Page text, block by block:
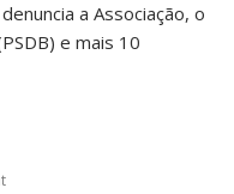
a Associação, o
e mais 10